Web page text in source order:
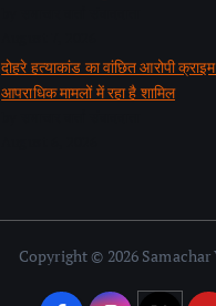
दोहरे हत्याकांड का वांछित आरोपी
आपराधिक मामलों में रहा है शामिल
Copyright © 2026 Samachar